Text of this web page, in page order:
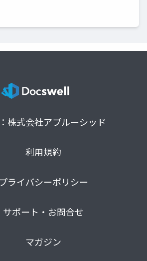
株式会社アプルーシッド
利用規約
プライバシーポリシー
サポート・お問合せ
マガジン